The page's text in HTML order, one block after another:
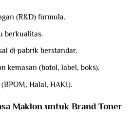
(R&D) formula.
berkualitas.
di pabrik berstandar.
kemasan (botol, label, boks).
Halal, HAKI).
Maklon untuk Brand Toner